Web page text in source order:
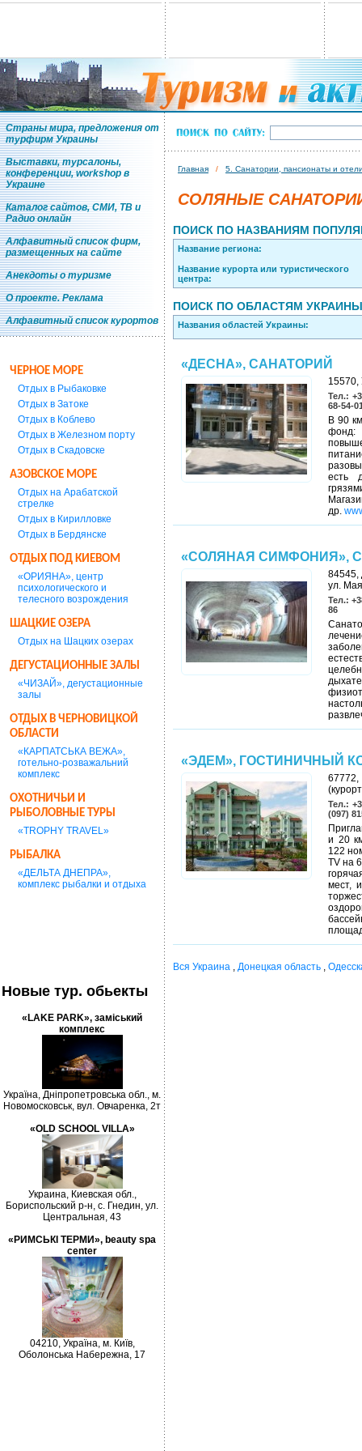
Страны мира, предложения от
турфирм Украины
Выставки, турсалоны,
конференции, workshop в
Украине
Каталог сайтов, СМИ, ТВ и
Радио онлайн
Алфавитный список фирм,
размещенных на сайте
Анекдоты о туризме
О проекте. Реклама
Алфавитный список курортов
ЧЕРНОЕ МОРЕ
Отдых в Рыбаковке
Отдых в Затоке
Отдых в Коблево
Отдых в Железном порту
Отдых в Скадовске
АЗОВСКОЕ МОРЕ
Отдых на Арабатской
стрелке
Отдых в Кирилловке
Отдых в Бердянске
ОТДЫХ ПОД КИЕВОМ
«ОРИЯНА», центр
психологического и
телесного возрождения
ШАЦКИЕ ОЗЕРА
Отдых на Шацких озерах
ДЕГУСТАЦИОННЫЕ ЗАЛЫ
«ЧИЗАЙ», дегустационные
залы
ОТДЫХ В ЧЕРНОВИЦКОЙ
ОБЛАСТИ
«КАРПАТСЬКА ВЕЖА»,
готельно-розважальний
комплекс
ОХОТНИЧЬИ И
РЫБОЛОВНЫЕ ТУРЫ
«TROPHY TRAVEL»
РЫБАЛКА
«ДЕЛЬТА ДНЕПРА»,
комплекс рыбалки и отдыха
Новые тур. обьекты
«LAKE PARK», заміський
комплекс
Україна, Дніпропетровська обл., м.
Новомосковськ, вул. Овчаренка, 2т
«OLD SCHOOL VILLA»
Украина, Киевская обл.,
Бориспольский р-н, с. Гнедин, ул.
Центральная, 43
«РИМСЬКІ ТЕРМИ», beauty spa
center
04210, Україна, м. Київ,
Оболонська Набережна, 17
Главная / 5. Санатории, пансионаты и
СОЛЯНЫЕ
ПОИСК ПО НАЗВАНИЯМ
Название региона:
Название курорта или туристического
центра:
ПОИСК ПО ОБЛАСТЯМ УКРАИНЫ
Названия областей Украины:
«ДЕСНА», САНАТОРИЙ
15570,
Тел.:
68-54-
В 90
фонд:
есть
др.
«СОЛЯНАЯ СИМФОНИЯ»,
84545,
ул.
Тел.:
86
«ЭДЕМ», ГОСТИНИЧНЫЙ
67772,
Тел.:
(097)
и 20
122
TV на
мест,
Вся Украина , Донецкая область ,